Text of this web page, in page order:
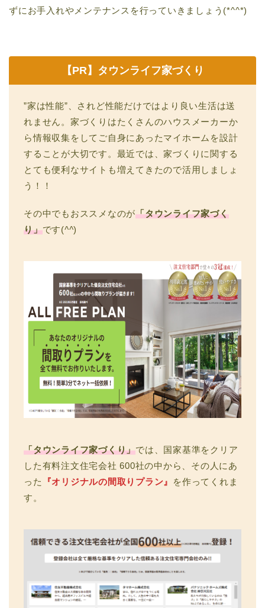
ずにお手入れやメンテナンスを行っていきましょう(*^^*)
【PR】タウンライフ家づくり
”家は性能”、されど性能だけではより良い生活は送
れません。家づくりはたくさんのハウスメーカーか
ら情報収集をしてご自身にあったマイホームを設計
することが大切です。最近では、家づくりに関する
とても便利なサイトも増えてきたので活用しましょ
う！！
その中でもおススメなのが「タウンライフ家づく
り」です(^^)
「タウンライフ家づくり」では、国家基準をクリア
した有料注文住宅会社 600社の中から、その人にあ
った
『オリジナルの間取りプラン』
を作ってくれま
す。